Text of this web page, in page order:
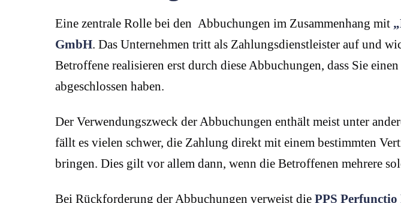
Eine zentrale Rolle bei den Abbuchungen im Zusammenhang mit
GmbH. Das Unternehmen tritt als Zahlungsdienstleister auf und
Betroffene realisieren erst durch diese Abbuchungen, dass Sie
abgeschlossen haben.
Der Verwendungszweck der Abbuchungen enthält meist unter
fällt es vielen schwer, die Zahlung direkt mit einem bestimmten
bringen. Dies gilt vor allem dann, wenn die Betroffenen mehrere
Bei Rückforderung der Abbuchungen verweist die PPS